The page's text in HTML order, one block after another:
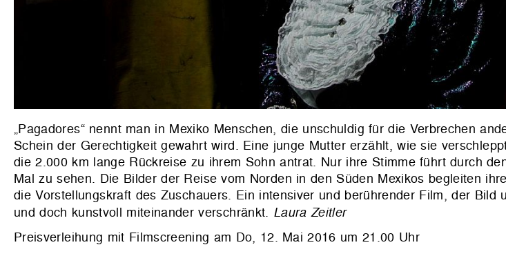
„Pagadores“ nennt man in Mexiko Menschen, die unschuldig für die Verbrechen
Schein der Gerechtigkeit gewahrt wird. Eine junge Mutter erzählt, wie sie
die 2.000 km lange Rückreise zu ihrem Sohn antrat. Nur ihre Stimme führt durch
Mal zu sehen. Die Bilder der Reise vom Norden in den Süden Mexikos begleiten
die Vorstellungskraft des Zuschauers. Ein intensiver und berührender Film, der Bild
und doch kunstvoll miteinander verschränkt. Laura Zeitler
Preisverleihung mit Filmscreening am Do, 12. Mai 2016 um 21.00 Uhr